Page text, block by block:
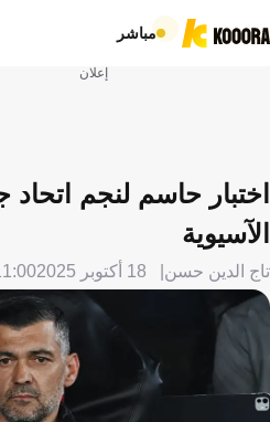
مباشر
إعلان
اختبار حاسم لنجم
الآسيوية
تاج الدين حسن 18 أكتوبر 2025